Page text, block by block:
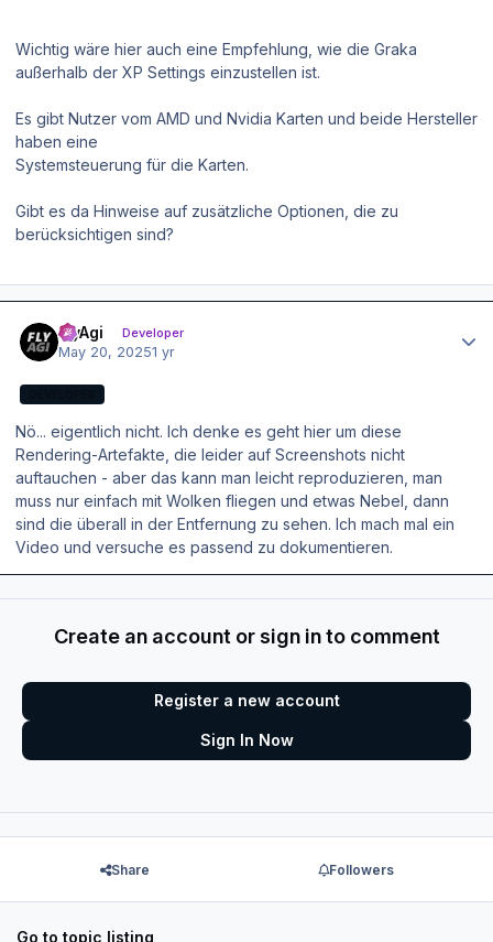
Wichtig wäre hier auch eine Empfehlung, wie die Graka
außerhalb der XP Settings einzustellen ist.
Es gibt Nutzer vom AMD und Nvidia Karten und beide Hersteller
haben eine
Systemsteuerung für die Karten.
Gibt es da Hinweise auf zusätzliche Optionen, die zu
berücksichtigen sind?
FlyAgi Developer
May 20, 20251 yr
Nö... eigentlich nicht. Ich denke es geht hier um diese
Rendering-Artefakte, die leider auf Screenshots nicht
auftauchen - aber das kann man leicht reproduzieren, man
muss nur einfach mit Wolken fliegen und etwas Nebel, dann
sind die überall in der Entfernung zu sehen. Ich mach mal ein
Video und versuche es passend zu dokumentieren.
Create an account or sign in to comment
Register a new account
Sign In Now
Share Followers
Go to topic listing